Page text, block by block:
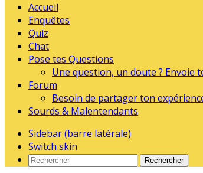
Accueil
Enquêtes
Quiz
Chat
Pose tes Questions
Une question, un doute ? Envoie
Forum
Besoin de partager ton
Sourds & Malentendants
Sidebar (barre latérale)
Switch skin
Rechercher